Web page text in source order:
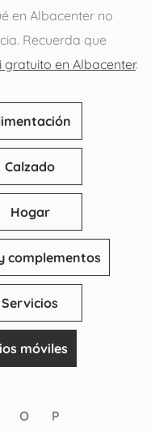
en Albacenter no
Recuerda que
gratuito en Albacenter.
Calzado
Hogar
complementos
Servicios
móviles
O P